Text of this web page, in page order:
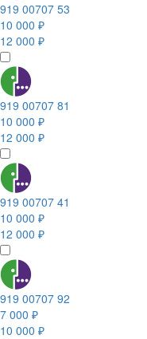
919 00707 53
10 000 ₽
12 000 ₽
919 00707 81
10 000 ₽
12 000 ₽
919 00707 41
10 000 ₽
12 000 ₽
919 00707 92
7 000 ₽
10 000 ₽